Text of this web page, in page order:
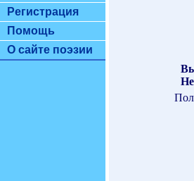
Регистрация
Помощь
О сайте поэзии